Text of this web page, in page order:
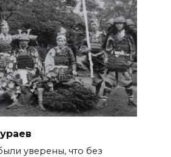
уверены, что без